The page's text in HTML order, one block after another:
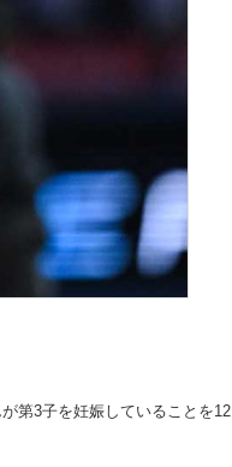
第3子を妊娠していることを12